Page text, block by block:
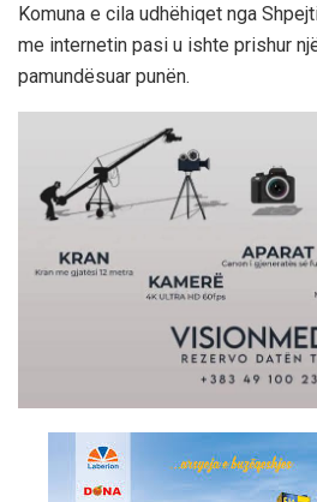
Komuna e cila udhëhiqet nga
me internetin pasi u ishte prishur
pamundësuar punën.